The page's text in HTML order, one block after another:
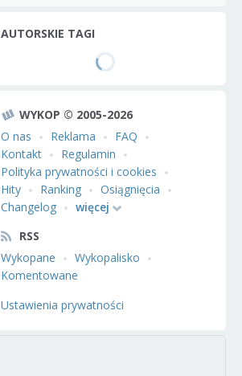
AUTORSKIE TAGI
WYKOP © 2005-2026
O nas
Reklama
FAQ
Kontakt
Regulamin
Polityka prywatności i cookies
Hity
Ranking
Osiągnięcia
Changelog
więcej
RSS
Wykopane
Wykopalisko
Komentowane
Ustawienia prywatności